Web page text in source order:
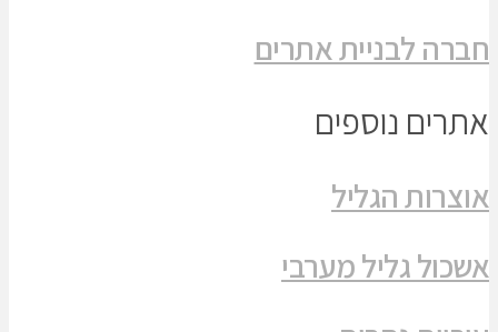
חברה לבניית אתרים
אתרים נוספים
אוצרות הגליל
אשכול גליל מערבי